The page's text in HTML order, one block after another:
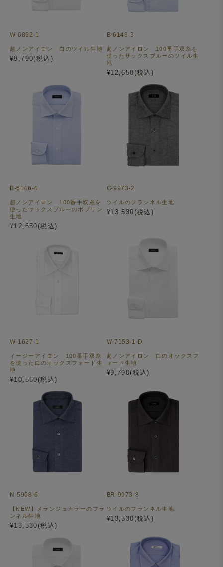
W-6892-1
超ノンアイロン 白のツイル生地
¥9,790(税込)
B-6148-3
超ノンアイロン 100番手双糸を
使ったサックスブルーのツイル生
地
¥12,650(税込)
B-6146-4
超ノンアイロン 100番手双糸を
使ったサックスブルーのポプリン
生地
¥12,650(税込)
G-9973-2
ツイルのフランネル生地
¥13,530(税込)
W-1627-1
イージーアイロン 100番手双糸
を使った白のオックスフォード生
地
¥10,560(税込)
W-7153-1-D
超ノンアイロン 白のオックスフ
ォード生地
¥9,790(税込)
N-5968-6
【NEW】メランジュカラーのフラ
ンネル生地
¥13,530(税込)
BR-9973-8
ツイルのフランネル生地
¥13,530(税込)